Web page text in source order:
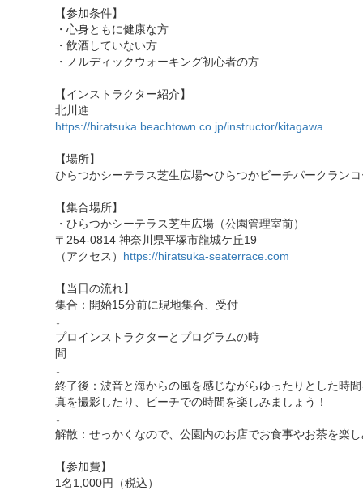
【参加条件】
・心身ともに健康な方
・飲酒していない方
・ノルディックウォーキング初心者の方
【インストラクター紹介】
北川進
https://hiratsuka.beachtown.co.jp/instructor/kitagawa
【場所】
ひらつかシーテラス芝生広場〜ひらつかビーチパークラン
【集合場所】
・ひらつかシーテラス芝生広場（公園管理室前）
〒254-0814 神奈川県平塚市龍城ケ丘19
（アクセス） https://hiratsuka-seaterrace.com
【当日の流れ】
集合：開始15分前に現地集合、受付
↓
プロインストラクターとプログラムの時
↓
終了後：波音と海からの風を感じながらゆったりとした時
真を撮影したり、ビーチでの時間を楽しみましょう！
↓
解散：せっかくなので、公園内のお店でお食事やお茶を楽
【参加費】
1名1,000円（税込）